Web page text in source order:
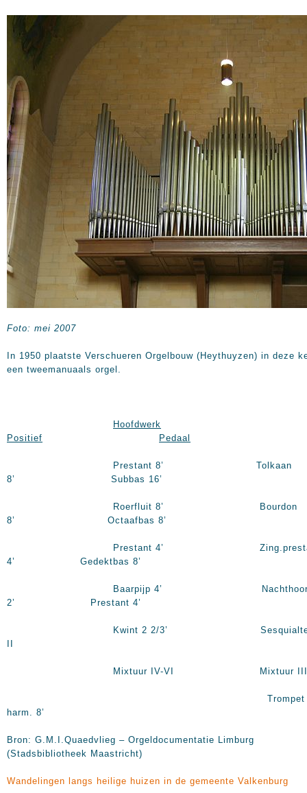
Foto: mei 2007
In 1950 plaatste Verschueren Orgelbouw (Heythuyzen) in deze
een tweemanuaals orgel.
Hoofdwerk
Positief
Pedaal
Prestant 8’ Tolkaan
8’ Subbas 16’
Roerfluit 8’ Bourdon
8’ Octaafbas 8’
Prestant 4’
4’ Gedektbas 8’
Baarpijp 4’
2’ Prestant 4’
Kwint 2 2/3’
Mixtuur IV-VI Mixtuur III-
Trompet
harm. 8’
Bron: G.M.I.Quaedvlieg – Orgeldocumentatie Limburg
(Stadsbibliotheek Maastricht)
Wandelingen langs heilige huizen in de gemeente Valkenburg